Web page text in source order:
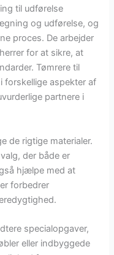
til udførelse
og udførelse, og
proces. De arbejder
for at sikre, at
Tømrere til
forskellige aspekter af
partnere i
de rigtige materialer.
der både er
hjælpe med at
forbedrer
specialopgaver,
eller indbyggede